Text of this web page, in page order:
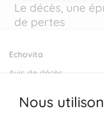
Le décès, une
de pertes
Echovita
Avis de décès
Envoyer des fleurs
Nous